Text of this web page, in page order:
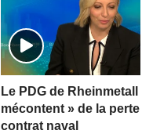
Le PDG de
mécontent » de la
contrat naval